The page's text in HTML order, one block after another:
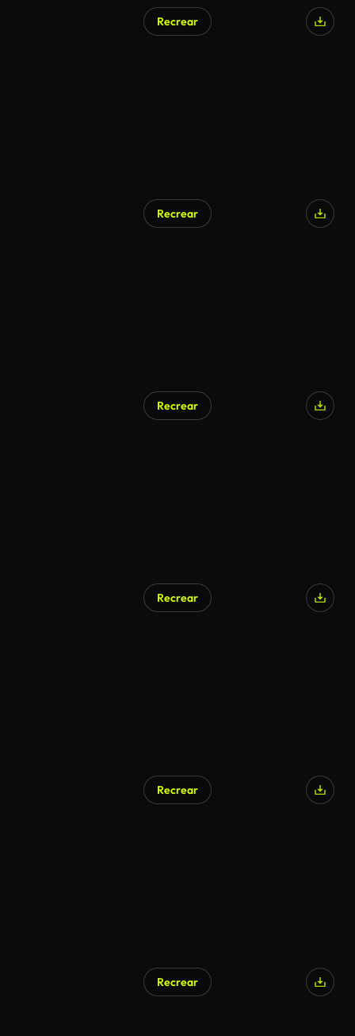
Recrear
Recrear
Recrear
Recrear
Recrear
Recrear